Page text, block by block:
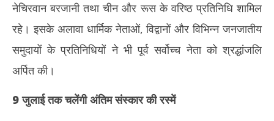
नेचिरवान बरजानी तथा चीन और रूस के वरिष्ठ प्रतिनिधि शामिल
रहे। इसके अलावा धार्मिक नेताओं, विद्वानों और विभिन्न जनजातीय
समुदायों के प्रतिनिधियों ने भी पूर्व सर्वोच्च नेता को श्रद्धांजलि
अर्पित की।
9 जुलाई तक चलेंगी अंतिम संस्कार की रस्में